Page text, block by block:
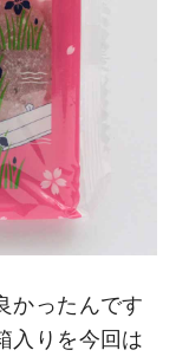
かったんです
入りを今回は